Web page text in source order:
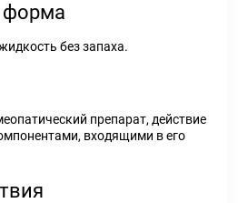
форма
без запаха.
препарат, действие
входящими в его